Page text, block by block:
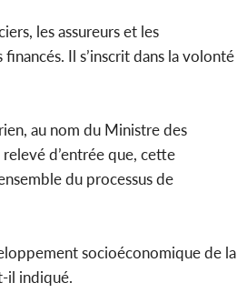
les assureurs et les
Il s’inscrit dans la volonté
au nom du Ministre des
d’entrée que, cette
du processus de
socioéconomique de la
il indiqué.